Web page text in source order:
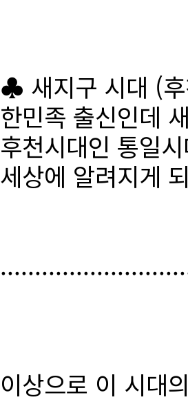
♣ 새지구 시대 (
한민족 출신인데
후천시대인 통일
세상에 알려지게
이상으로 이 시대